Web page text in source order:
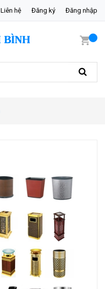
Liên hệ Đăng ký Đăng nhập